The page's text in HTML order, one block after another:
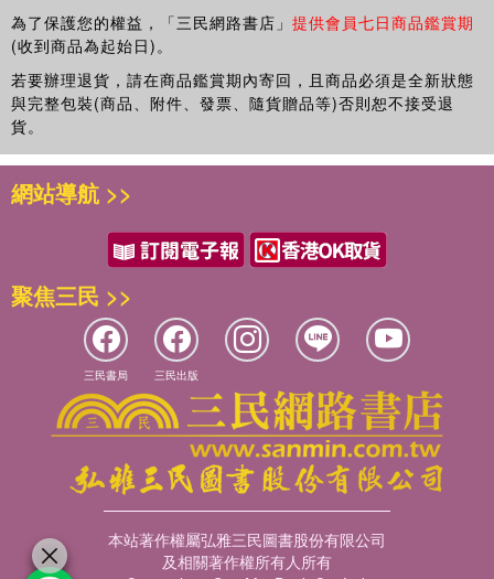
為了保護您的權益，「三民網路書店」 提供會員七日商品鑑賞期
(收到商品為起始日)。
若要辦理退貨，請在商品鑑賞期內寄回，且商品必須是全新狀態
與完整包裝(商品、附件、發票、隨貨贈品等)否則恕不接受退
貨。
網站導航 >>
聚焦三民 >>
三民書局 三民出版
本站著作權屬弘雅三民圖書股份有限公司
及相關著作權所有人所有